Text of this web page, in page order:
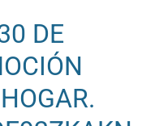
DE